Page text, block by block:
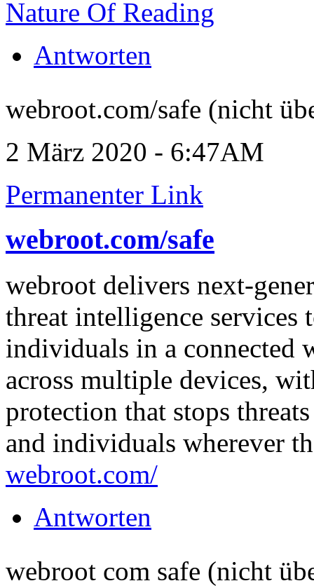
Nature Of Reading
Antworten
webroot.com/safe (nicht
2 März 2020 - 6:47AM
Permanenter Link
webroot.com/safe
webroot delivers next-
threat intelligence services
individuals in a connected
across multiple devices,
protection that stops
and individuals wherever
webroot.com/
Antworten
webroot com safe (nicht